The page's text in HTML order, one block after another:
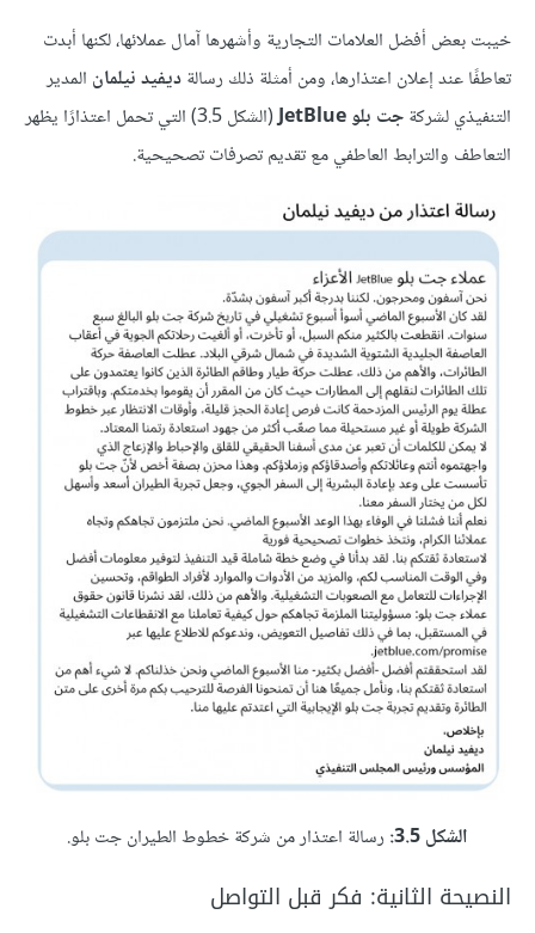
خيبت بعض أفضل العلامات التجارية وأشهرها آمال عملائها، لكنها أبدت
تعاطفًا عند إعلان اعتذارها، ومن أمثلة ذلك رسالةديفيد نيلمان المدير
التنفيذي لشركةجت بلو JetBlue
(الشكل 3.5) التي تحمل اعتذارًا يظهر
التعاطف والترابط العاطفي مع تقديم تصرفات تصحيحية.
الشكل 3.5: رسالة اعتذار من شركة خطوط الطيران جت بلو.
النصيحة الثانية: فكر قبل التواصل